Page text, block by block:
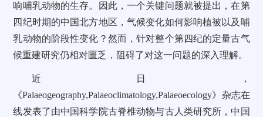
响哺乳动物的生存。因此，一个关键问题就被提出，在第
四纪时期的中国北方地区，气候变化如何影响植被以及哺
乳动物的阶段性变化？然而，针对整个第四纪的定量古气
候重建研究仍相对匮乏，阻碍了对这一问题的深入理解。
近日，
《Palaeogeography,Palaeoclimatology,Palaeoecology》杂志在
线发表了由中国科学院古脊椎动物与古人类研究所，中国